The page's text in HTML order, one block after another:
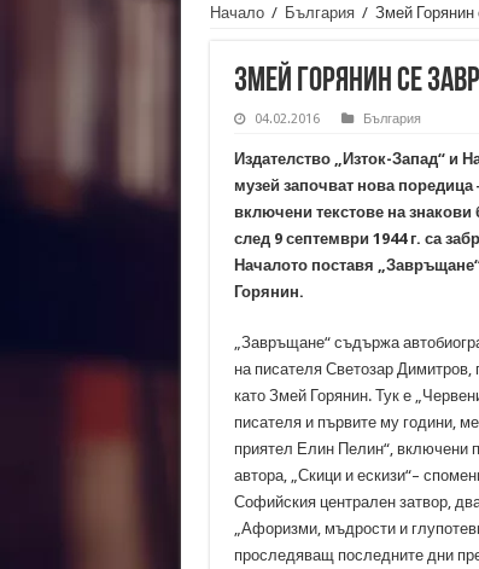
Начало / България / Змей Горянин
Змей Горянин се
04.02.2016 България
Издателство „Изток-Запад“ и
музей започват нова
включени текстове на знакови
след 9 септември 1944 г. са
Началото поставя
Горянин.
„Завръщане“ съдържа
на писателя Светозар Димитров,
като Змей Горянин. Тук е
писателя и първите му години,
приятел Елин Пелин“, включени
автора, „Скици и ескизи“–
Софийския централен затвор,
„Афоризми, мъдрости и
проследяващ последните дни